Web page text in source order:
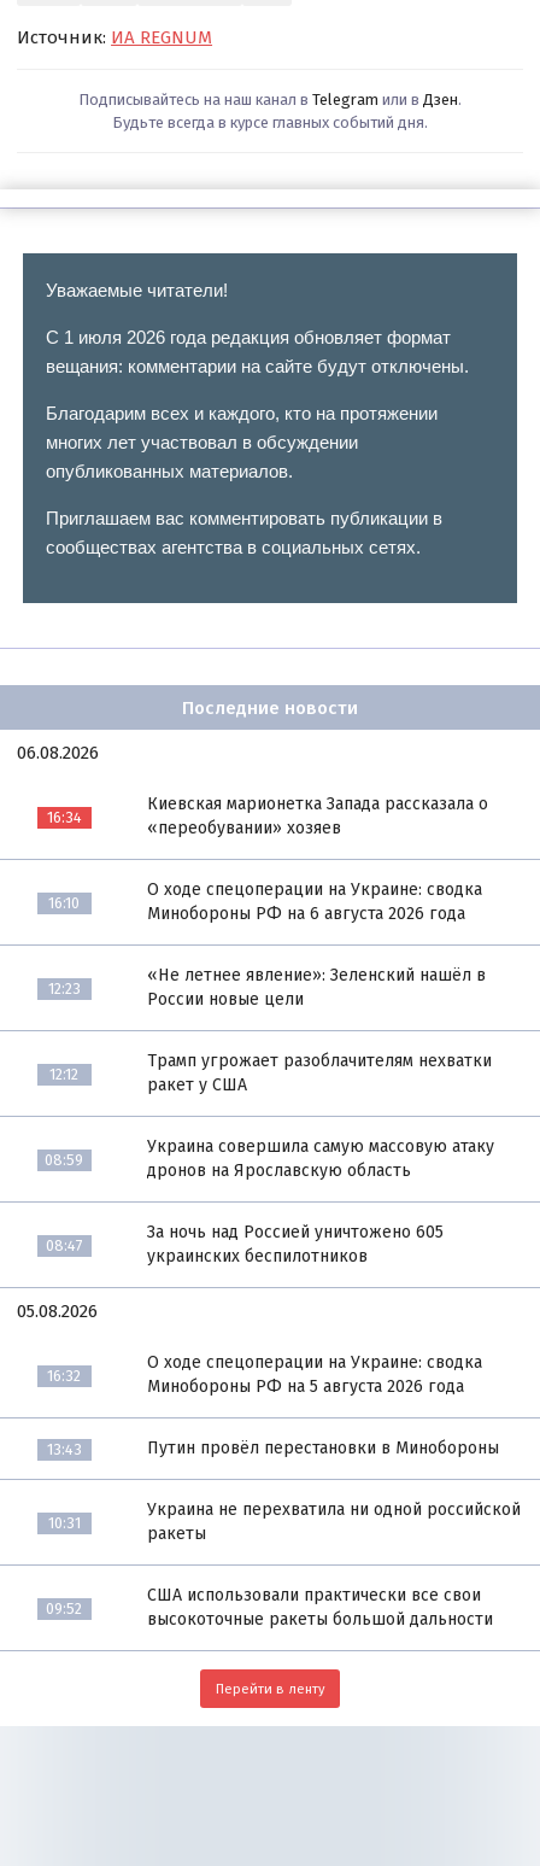
Источник: ИА REGNUM
Подписывайтесь на наш канал в Telegram или в Дзен.
Будьте всегда в курсе главных событий дня.
Уважаемые читатели!
С 1 июля 2026 года редакция обновляет формат
вещания: комментарии на сайте будут отключены.
Благодарим всех и каждого, кто на протяжении
многих лет участвовал в обсуждении
опубликованных материалов.
Приглашаем вас комментировать публикации в
сообществах агентства в социальных сетях.
Последние новости
06.08.2026
16:34
Киевская марионетка Запада рассказала о
«переобувании» хозяев
16:10
О ходе спецоперации на Украине: сводка
Минобороны РФ на 6 августа 2026 года
12:23
«Не летнее явление»: Зеленский нашёл в
России новые цели
12:12
Трамп угрожает разоблачителям нехватки
ракет у США
08:59
Украина совершила самую массовую атаку
дронов на Ярославскую область
08:47
За ночь над Россией уничтожено 605
украинских беспилотников
05.08.2026
16:32
О ходе спецоперации на Украине: сводка
Минобороны РФ на 5 августа 2026 года
13:43 Путин провёл перестановки в Минобороны
10:31
Украина не перехватила ни одной российской
ракеты
09:52
США использовали практически все свои
высокоточные ракеты большой дальности
Перейти в ленту